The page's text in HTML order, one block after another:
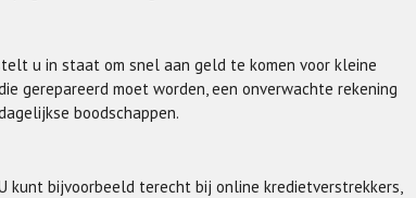
u in staat om snel aan geld te komen voor kleine
gerepareerd moet worden, een onverwachte rekening
boodschappen.
kunt bijvoorbeeld terecht bij online kredietverstrekkers,